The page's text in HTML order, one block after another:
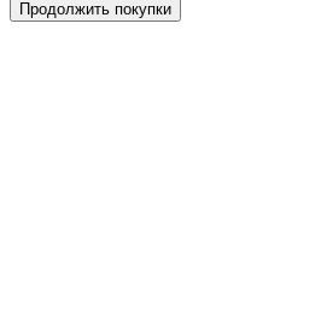
Продолжить покупки